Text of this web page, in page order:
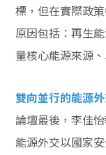
標，但在實際政
原因包括：再生
量核心能源來源
雙向並行的能源
論壇最後，李佳
能源外交以國家